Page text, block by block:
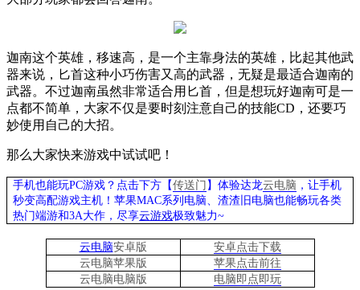
迦南这个英雄，移速高，是一个主靠身法的英雄，比起其他武
器来说，匕首这种小巧伤害又高的武器，无疑是最适合迦南的
武器。不过迦南虽然非常适合用匕首，但是想玩好迦南可是一
点都不简单，大家不仅是要时刻注意自己的技能CD ，还要巧
妙使用自己的大招。
那么大家快来游戏中试试吧！
手机也能玩PC游戏？点击下方【传送门 】体验达龙云电脑 ，让手机
秒变高配游戏主机 ！苹果MAC系列电脑、渣渣旧电脑也能畅玩各类
热门端游和3A大作， 尽享云游戏极致魅力~
云电脑安卓版
安卓点击下载
云电脑苹果版
苹果点击前往
云电脑电脑 版 电脑即点即玩